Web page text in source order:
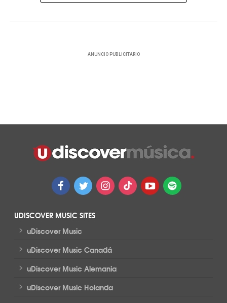
ANUNCIO PUBLICITARIO
UDISCOVER MUSIC SITES
> uDiscover Music
> uDiscover Music Canadá
> uDiscover Music Alemania
> uDiscover Music Holanda